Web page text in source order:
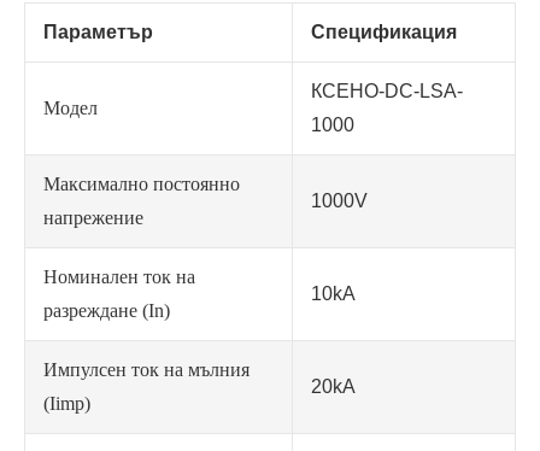
Параметър Спецификация
Модел
КСЕНО-DC-LSA-
1000
Максимално постоянно
напрежение
1000V
Номинален ток на
разреждане (In)
10kA
Импулсен ток на мълния
(Iimp)
20kA